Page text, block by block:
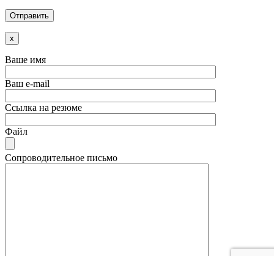
x
Ваше имя
Ваш e-mail
Ссылка на резюме
Файл
Сопроводительное письмо